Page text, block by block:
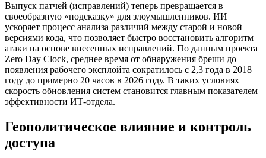
Выпуск патчей (исправлений) теперь превращается в
своеобразную «подсказку» для злоумышленников. ИИ
ускоряет процесс анализа различий между старой и новой
версиями кода, что позволяет быстро восстановить алгоритм
атаки на основе внесенных исправлений. По данным проекта
Zero Day Clock, среднее время от обнаружения бреши до
появления рабочего эксплойта сократилось с 2,3 года в 2018
году до примерно 20 часов в 2026 году. В таких условиях
скорость обновления систем становится главным показателем
эффективности ИТ-отдела.
Геополитическое влияние и контроль
доступа